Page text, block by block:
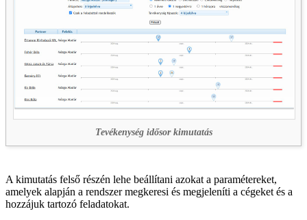
Tevékenység idősor kimutatás
A kimutatás felső részén lehe beállítani azokat a paramétereket,
amelyek alapján a rendszer megkeresi és megjeleníti a cégeket és a
hozzájuk tartozó feladatokat.